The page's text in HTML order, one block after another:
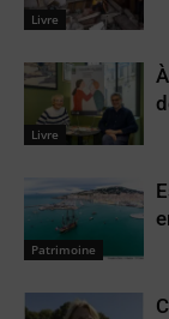
Livre
Livre
Patrimoine